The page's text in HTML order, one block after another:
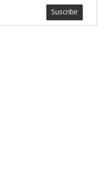
Suscribir